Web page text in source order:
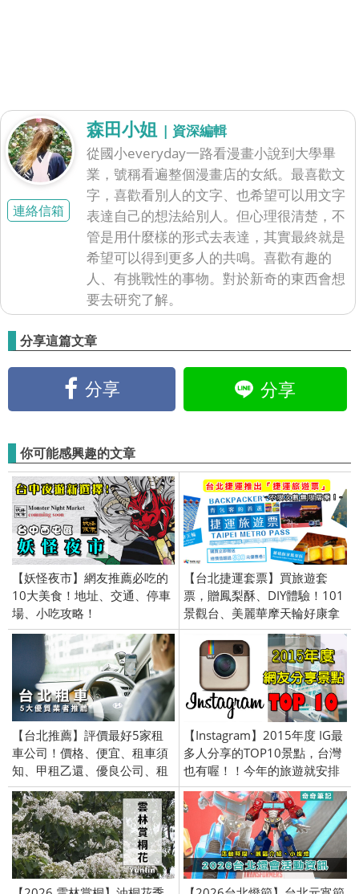
連絡信箱
森田小姐 | 資深編輯
從國小everyday一路看漫畫小說到大學畢
業，號稱看遍整個漫畫店的女紙。最喜歡文
字，喜歡看別人的文字、也希望可以用文字
表達自己的想法給別人。但心理很清楚，不
管是用什麼樣的形式去表達，其實最終就是
希望可以得到更多人的共鳴。喜歡有趣的
人、有挑戰性的事物。對於新奇的東西會想
要去研究了解。
分享這篇文章
分享 分享
你可能感興趣的文章
【妖怪夜市】網友推薦必吃的
10大美食！地址、交通、停車
場、小吃攻略！
【台北捷運套票】買旅遊套
票，贈鳳梨酥、DIY體驗！101
景觀台、美麗華摩天輪好康拿
不完。
【台北推薦】評價最好5家租
車公司！價格、便宜、租車須
知、甲租乙還、優良公司、租
賃、保險、價錢、費用、接
送、高鐵、汽車、火車站
【Instagram】2015年度 IG最
多人分享的TOP10景點，台灣
也有喔！！今年的旅遊就安排
這裡了！